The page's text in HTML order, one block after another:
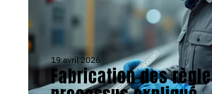
19 avril 2026
Fabrication des